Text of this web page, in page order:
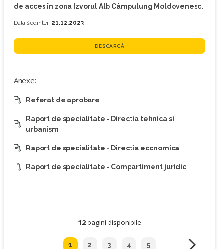
de acces în zona Izvorul Alb Câmpulung Moldovenesc.
Data ședinței: 21.12.2023
DESCARCĂ
Anexe:
Referat de aprobare
Raport de specialitate - Directia tehnica si
urbanism
Raport de specialitate - Directia economica
Raport de specialitate - Compartiment juridic
12 pagini disponibile
1 2 3 4 5